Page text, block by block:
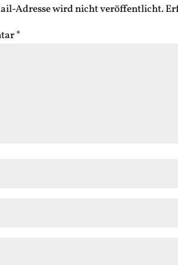
Adresse wird nicht veröffentlicht.
*